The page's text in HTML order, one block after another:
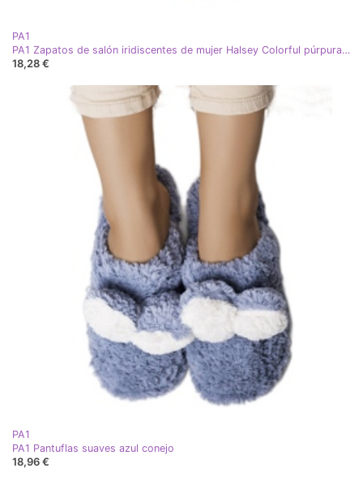
PA1
PA1 Zapatos de salón iridiscentes de mujer Halsey Colorful púrpura azul rosa multicolor verde
18,28 €
PA1
PA1 Pantuflas suaves azul conejo
18,96 €